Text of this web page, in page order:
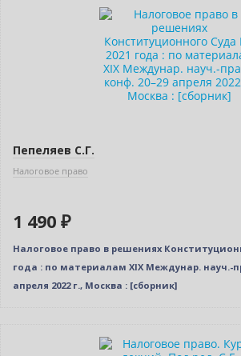
Пепеляев С.Г.
Налоговое право
1 490 ₽
Налоговое право в решениях
года : по материалам XIX Междунар. науч.-
апреля 2022 г., Москва : [сборник]